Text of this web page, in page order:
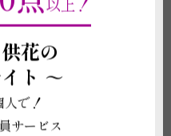
休業日にいただいたご注文につき
したものとさせていただきます。
場へお届けする場合、お届け先側
時間のご選択にかかわらず、先方
ることや、ご注文をお断りさせて
花の
ト ～
で！
サービス